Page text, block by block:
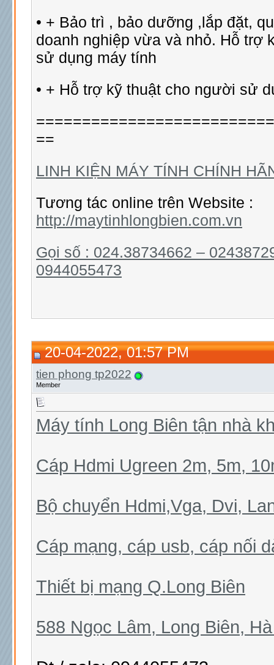
• + Bảo trì , bảo dưỡng ,lắp đặt,
doanh nghiệp vừa và nhỏ. Hỗ trợ
sử dụng máy tính
• + Hỗ trợ kỹ thuật cho người sử
==
LINH KIỆN MÁY TÍNH CHÍNH
Tương tác online trên Website :
http://maytinhlongbien.com.vn
Gọi số : 024.38734662 –
0944055473
20-04-2022, 01:57 PM
tien phong tp2022
Member
Máy tính Long Biên tận nhà
Cáp Hdmi Ugreen 2m, 5m,
Bộ chuyển Hdmi,Vga, Dvi,
Cáp mạng, cáp usb, cáp nối
Thiết bị mạng Q.Long Biên
588 Ngọc Lâm, Long Biên,